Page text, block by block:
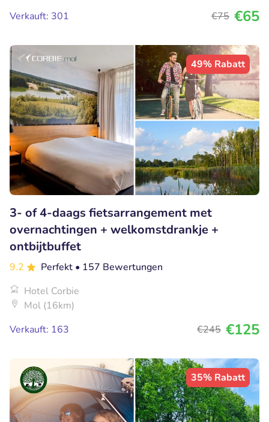
Verkauft: 301
€75 €65
49% Rabatt
3- of 4-daags fietsarrangement met
overnachtingen + welkomstdrankje +
ontbijtbuffet
9.2 Perfekt • 157 Bewertungen
Hotel Corbie
Mol (16km)
Verkauft: 163
€245 €125
35% Rabatt